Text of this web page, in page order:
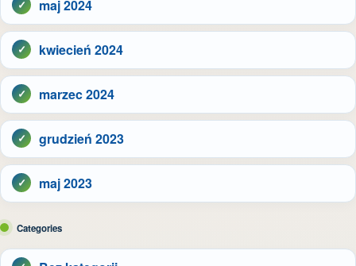
maj 2024
kwiecień 2024
marzec 2024
grudzień 2023
maj 2023
Categories